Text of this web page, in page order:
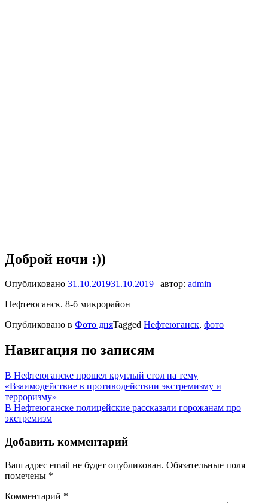
Доброй ночи :))
Опубликовано 31.10.201931.10.2019 | автор: admin
Нефтеюганск. 8-б микрорайон
Опубликовано в Фото дняTagged Нефтеюганск, фото
Навигация по записям
В Нефтеюганске прошел круглый стол на тему
«Взаимодействие в противодействии экстремизму и
терроризму»
В Нефтеюганске полицейские рассказали горожанам про
экстремизм
Добавить комментарий
Ваш адрес email не будет опубликован. Обязательные поля
помечены *
Комментарий *